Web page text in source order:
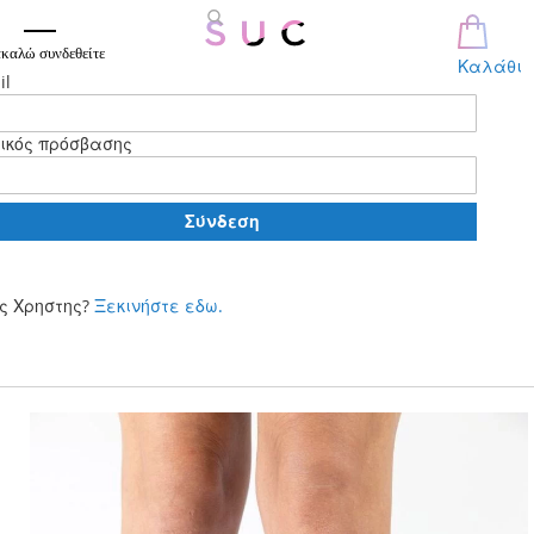
Καλάθι
συνδεθείτε
πρόσβασης
Σύνδεση
Χρηστης? Ξεκινήστε εδω.
περιεχόμενο